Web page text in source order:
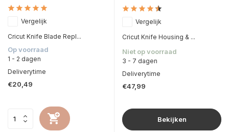
Vergelijk
Cricut Knife Blade Repl...
Op voorraad
1 - 2 dagen
Deliverytime
€20,49
Vergelijk
Cricut Knife Housing & ...
Niet op voorraad
3 - 7 dagen
Deliverytime
€47,99
Bekijken